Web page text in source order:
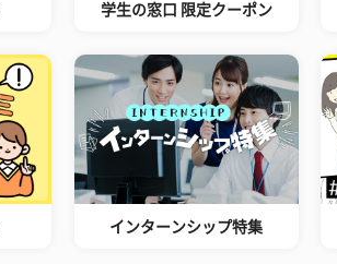
学生の窓口 限定クーポン
インターンシップ特集